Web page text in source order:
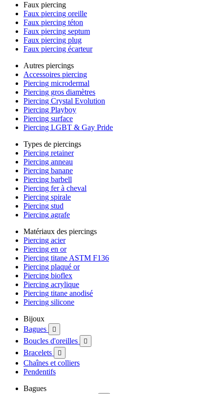
Faux piercing
Faux piercing oreille
Faux piercing téton
Faux piercing septum
Faux piercing plug
Faux piercing écarteur
Autres piercings
Accessoires piercing
Piercing microdermal
Piercing gros diamètres
Piercing Crystal Evolution
Piercing Playboy
Piercing surface
Piercing LGBT & Gay Pride
Types de piercings
Piercing retainer
Piercing anneau
Piercing banane
Piercing barbell
Piercing fer à cheval
Piercing spirale
Piercing stud
Piercing agrafe
Matériaux des piercings
Piercing acier
Piercing en or
Piercing titane ASTM F136
Piercing plaqué or
Piercing bioflex
Piercing acrylique
Piercing titane anodisé
Piercing silicone
Bijoux
Bagues

Boucles d'oreilles 
Bracelets 
Chaînes et colliers
Pendentifs
Bagues